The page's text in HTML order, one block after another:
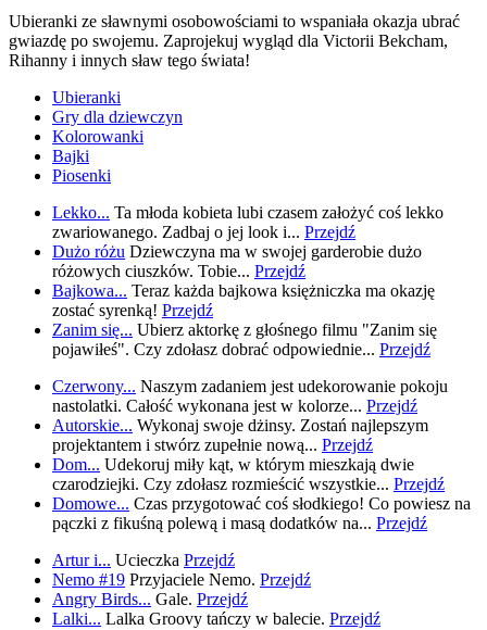
Ubieranki ze sławnymi osobowościami to wspaniała okazja ubrać
gwiazdę po swojemu. Zaprojekuj wygląd dla Victorii Bekcham,
Rihanny i innych sław tego świata!
Ubieranki
Gry dla dziewczyn
Kolorowanki
Bajki
Piosenki
Lekko... Ta młoda kobieta lubi czasem założyć coś lekko
zwariowanego. Zadbaj o jej look i... Przejdź
Dużo różu Dziewczyna ma w swojej garderobie dużo
różowych ciuszków. Tobie... Przejdź
Bajkowa... Teraz każda bajkowa księżniczka ma okazję
zostać syrenką! Przejdź
Zanim się... Ubierz aktorkę z głośnego filmu "Zanim się
pojawiłeś". Czy zdołasz dobrać odpowiednie... Przejdź
Czerwony... Naszym zadaniem jest udekorowanie pokoju
nastolatki. Całość wykonana jest w kolorze... Przejdź
Autorskie... Wykonaj swoje dżinsy. Zostań najlepszym
projektantem i stwórz zupełnie nową... Przejdź
Dom... Udekoruj miły kąt, w którym mieszkają dwie
czarodziejki. Czy zdołasz rozmieścić wszystkie... Przejdź
Domowe... Czas przygotować coś słodkiego! Co powiesz na
pączki z fikuśną polewą i masą dodatków na... Przejdź
Artur i... Ucieczka Przejdź
Nemo #19 Przyjaciele Nemo. Przejdź
Angry Birds... Gale. Przejdź
Lalki... Lalka Groovy tańczy w balecie. Przejdź